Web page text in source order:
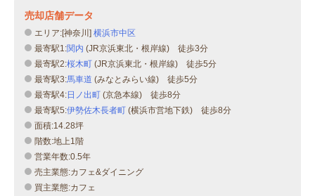
売却店舗データ
エリア:[神奈川] 横浜市中区
最寄駅1:関内 (JR京浜東北・根岸線) 徒歩3分
最寄駅2:桜木町 (JR京浜東北・根岸線) 徒歩5分
最寄駅3:馬車道 (みなとみらい線) 徒歩5分
最寄駅4:日ノ出町 (京急本線) 徒歩8分
最寄駅5:伊勢佐木長者町 (横浜市営地下鉄) 徒歩8分
面積:14.28坪
階数:地上1階
営業年数:0.5年
売主業態:カフェ&ダイニング
買主業態:カフェ